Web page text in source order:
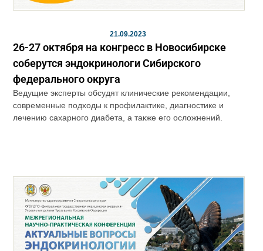
21.09.2023
26-27 октября на конгресс в Новосибирске
соберутся эндокринологи Сибирского
федерального округа
Ведущие эксперты обсудят клинические рекомендации,
современные подходы к профилактике, диагностике и
лечению сахарного диабета, а также его осложнений.